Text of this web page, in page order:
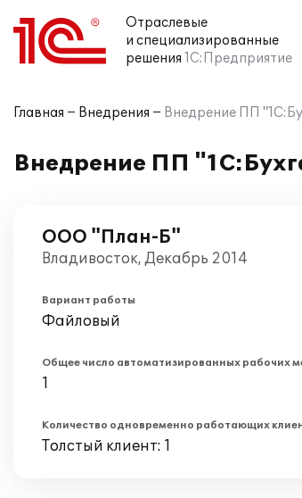
Отраслевые
и специализированные
решения 1С:Предприятие
Главная Внедрения Внедрение ПП
Внедрение ПП
ООО "План-Б"
Владивосток, Декабрь 2014
Вариант работы
Файловый
Общее число автоматизированных рабочих
1
Количество одновременно работающих
Толстый клиент: 1